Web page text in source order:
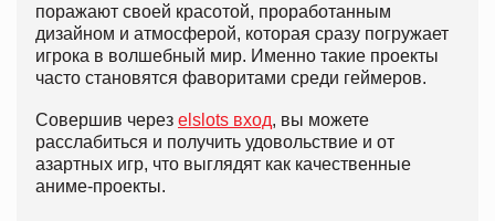
поражают своей красотой, проработанным
дизайном и атмосферой, которая сразу погружает
игрока в волшебный мир. Именно такие проекты
часто становятся фаворитами среди геймеров.
Совершив через elslots вход, вы можете
расслабиться и получить удовольствие и от
азартных игр, что выглядят как качественные
аниме-проекты.